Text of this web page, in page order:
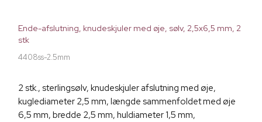
Ende-afslutning, knudeskjuler med øje, sølv, 2,5x6,5 mm, 2
stk
4408ss-2.5mm
2 stk., sterlingsølv, knudeskjuler afslutning med øje,
kuglediameter 2,5 mm, længde sammenfoldet med øje
6,5 mm, bredde 2,5 mm, huldiameter 1,5 mm,